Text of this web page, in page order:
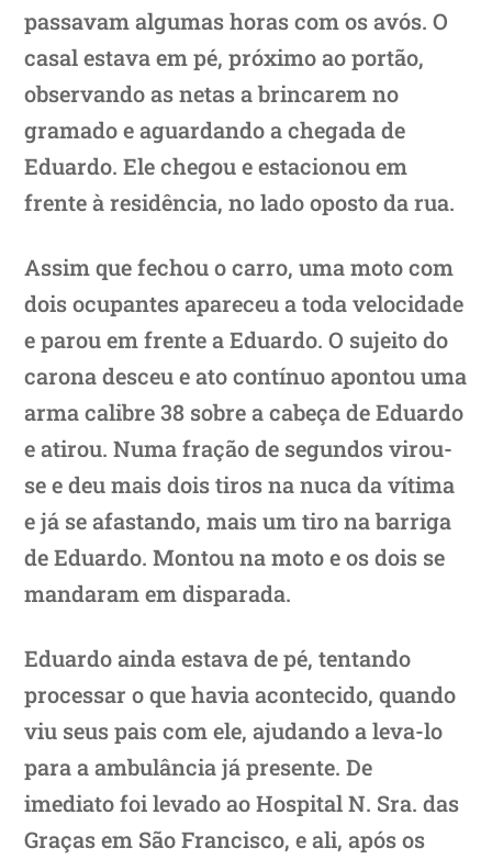
passavam algumas horas com os avós. O
casal estava em pé, próximo ao portão,
observando as netas a brincarem no
gramado e aguardando a chegada de
Eduardo. Ele chegou e estacionou em
frente à residência, no lado oposto da rua.
Assim que fechou o carro, uma moto com
dois ocupantes apareceu a toda velocidade
e parou em frente a Eduardo. O sujeito do
carona desceu e ato contínuo apontou uma
arma calibre 38 sobre a cabeça de Eduardo
e atirou. Numa fração de segundos virou-
se e deu mais dois tiros na nuca da vítima
e já se afastando, mais um tiro na barriga
de Eduardo. Montou na moto e os dois se
mandaram em disparada.
Eduardo ainda estava de pé, tentando
processar o que havia acontecido, quando
viu seus pais com ele, ajudando a leva-lo
para a ambulância já presente. De
imediato foi levado ao Hospital N. Sra. das
Graças em São Francisco, e ali, após os